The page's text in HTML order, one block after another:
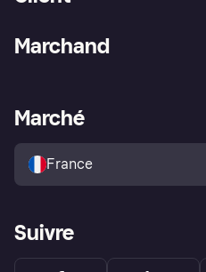
Explorez les magasins
Politique de protection de
l’acheteur Klarna
Marchand
Portail Marchand
Marché
France
Suivre